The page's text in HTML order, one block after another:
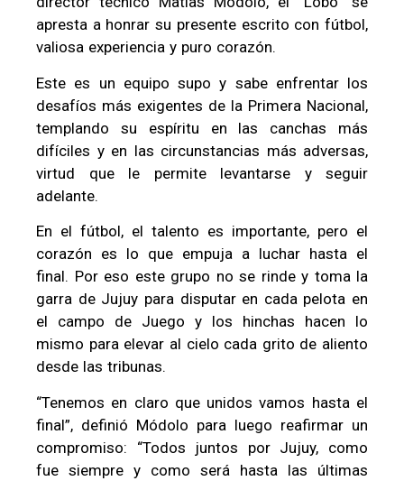
apresta a honrar su presente escrito con fútbol,
valiosa experiencia y puro corazón.
Este es un equipo supo y sabe enfrentar los
desafíos más exigentes de la Primera Nacional,
templando su espíritu en las canchas más
difíciles y en las circunstancias más adversas,
virtud que le permite levantarse y seguir
adelante.
En el fútbol, el talento es importante, pero el
corazón es lo que empuja a luchar hasta el
final. Por eso este grupo no se rinde y toma la
garra de Jujuy para disputar en cada pelota en
el campo de Juego y los hinchas hacen lo
mismo para elevar al cielo cada grito de aliento
desde las tribunas.
“Tenemos en claro que unidos vamos hasta el
final”, definió Módolo para luego reafirmar un
compromiso: “Todos juntos por Jujuy, como
fue siempre y como será hasta las últimas